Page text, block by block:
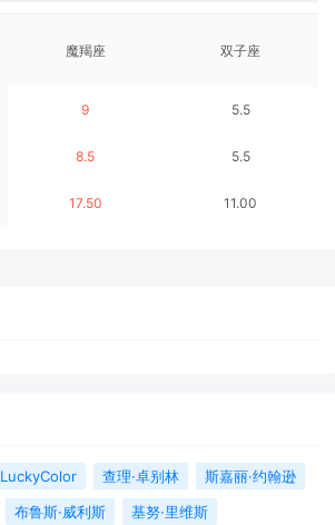
魔羯座
9
8.5
17.50
双子座
5.5
5.5
11.00
LuckyColor 查理·卓别林
斯嘉丽·约翰逊
布鲁斯·威利斯 基努·里维斯